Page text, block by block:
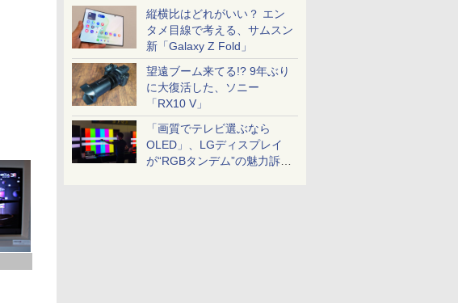
縦横比はどれがいい？ エン
タメ目線で考える、サムスン
新「Galaxy Z Fold」
望遠ブーム来てる!? 9年ぶり
に大復活した、ソニー
「RX10 V」
「画質でテレビ選ぶなら
OLED」、LGディスプレイ
が“RGBタンデム”の魅力訴